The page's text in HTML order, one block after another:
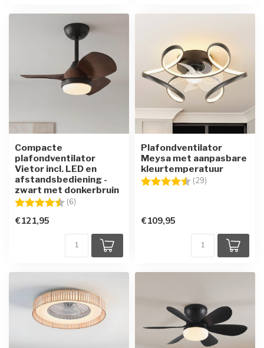
Compacte
plafondventilator
Vietor incl. LED en
afstandsbediening -
zwart met donkerbruin
Beoordeling: (6)
€121,95
Plafondventilator
Meysa met aanpasbare
kleurtemperatuur
Beoordeling: (29)
€109,95